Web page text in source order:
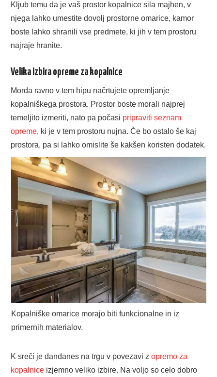
POSLOVANJE
Kljub temu da je vaš prostor kopalnice sila majhen, v
njega lahko umestite dovolj prostorne omarice, kamor
boste lahko shranili vse predmete, ki jih v tem prostoru
najraje hranite.
Velika izbira opreme za kopalnice
Morda ravno v tem hipu načrtujete opremljanje
kopalniškega prostora. Prostor boste morali najprej
temeljito izmeriti, nato pa počasi pripraviti seznam
opreme, ki je v tem prostoru nujna. Če bo ostalo še kaj
prostora, pa si lahko omislite še kakšen koristen dodatek.
Kopalniške omarice morajo biti funkcionalne in iz
primernih materialov.
K sreči je dandanes na trgu v povezavi zopremo za
kopalnice izjemno veliko izbire. Na voljo so celo dobro